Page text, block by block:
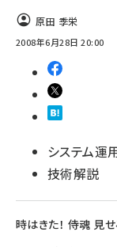
原田 季栄
2008年6月28日 20:00
システム運
技術解説
時はきた！ 侍魂 見